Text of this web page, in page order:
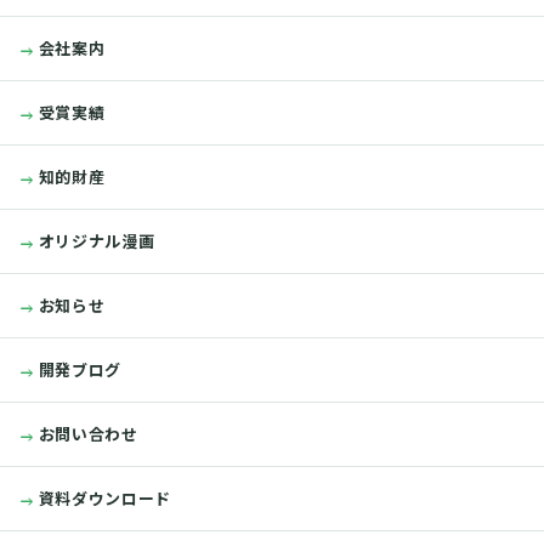
会社案内
受賞実績
知的財産
オリジナル漫画
お知らせ
開発ブログ
お問い合わせ
資料ダウンロード